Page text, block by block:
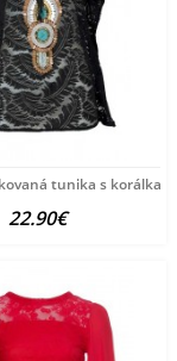
tunika s
22.90€